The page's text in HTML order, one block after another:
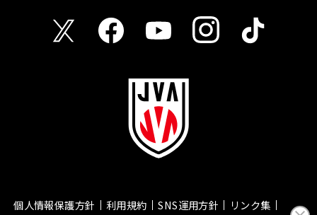
個人情報保護方針 利用規約 SNS運用方針
リンク集